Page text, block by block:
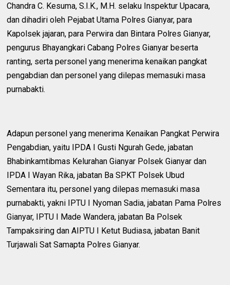
Chandra C. Kesuma, S.I.K., M.H. selaku Inspektur Upacara,
dan dihadiri oleh Pejabat Utama Polres Gianyar, para
Kapolsek jajaran, para Perwira dan Bintara Polres Gianyar,
pengurus Bhayangkari Cabang Polres Gianyar beserta
ranting, serta personel yang menerima kenaikan pangkat
pengabdian dan personel yang dilepas memasuki masa
purnabakti.
Adapun personel yang menerima Kenaikan Pangkat Perwira
Pengabdian, yaitu IPDA I Gusti Ngurah Gede, jabatan
Bhabinkamtibmas Kelurahan Gianyar Polsek Gianyar dan
IPDA I Wayan Rika, jabatan Ba SPKT Polsek Ubud
Sementara itu, personel yang dilepas memasuki masa
purnabakti, yakni IPTU I Nyoman Sadia, jabatan Pama Polres
Gianyar, IPTU I Made Wandera, jabatan Ba Polsek
Tampaksiring dan AIPTU I Ketut Budiasa, jabatan Banit
Turjawali Sat Samapta Polres Gianyar.